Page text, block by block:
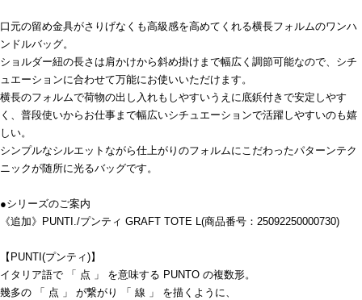
口元の留め金具がさりげなくも高級感を高めてくれる横長フォルムのワンハ
ンドルバッグ。
ショルダー紐の長さは肩かけから斜め掛けまで幅広く調節可能なので、シチ
ュエーションに合わせて万能にお使いいただけます。
横長のフォルムで荷物の出し入れもしやすいうえに底鋲付きで安定しやす
く、普段使いからお仕事まで幅広いシチュエーションで活躍しやすいのも嬉
しい。
シンプルなシルエットながら仕上がりのフォルムにこだわったパターンテク
ニックが随所に光るバッグです。
●シリーズのご案内
《追加》PUNTI./プンティ GRAFT TOTE L(商品番号：25092250000730)
【PUNTI(プンティ)】
イタリア語で 「 点 」 を意味する PUNTO の複数形。
幾多の 「 点 」 が繋がり 「 線 」 を描くように、